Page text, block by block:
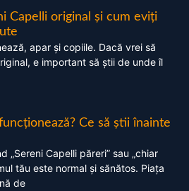
Capelli original și cum eviți
apar și copiile. Dacă vrei să
e important să știi de unde îl
Ce să știi înainte
„Sereni Capelli păreri” sau „chiar
tău este normal și sănătos. Piața
de